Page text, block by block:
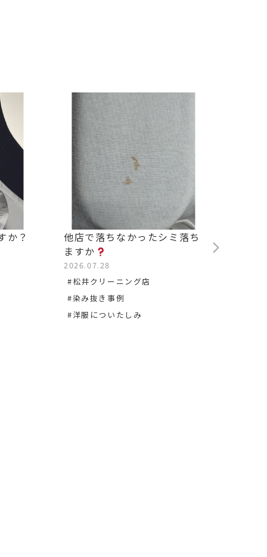
か？
他店で落ちなかったシミ落ち
ますか
2026.07.28
#松井クリーニング店
#染み抜き事例
#洋服についたしみ